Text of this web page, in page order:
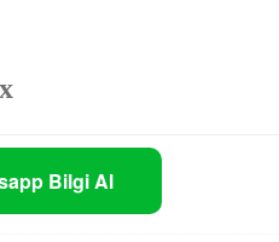
Bilgi Al